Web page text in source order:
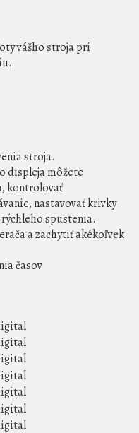
vášho stroja pri
stroja.
displeja môžete
kontrolovať
nastavovať krivky
spustenia.
a zachytiť akékoľvek
časov